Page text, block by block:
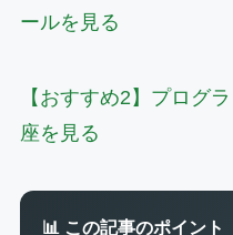
ールを見る
【おすすめ2】プログ
座を見る
📊 この記事のポイント